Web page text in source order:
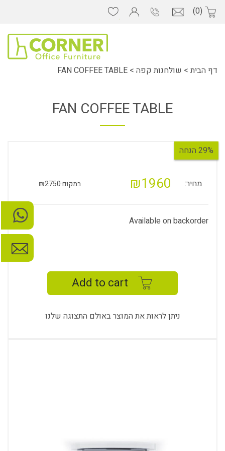
(0)
דף הבית > שולחנות קפה >
FAN COFFEE TABLE
FAN COFFEE TABLE
29% הנחה
מחיר: ₪1960 במקום ₪2750
Available on backorder
Add to cart
ניתן לראות את המוצר באולם התצוגה שלנו